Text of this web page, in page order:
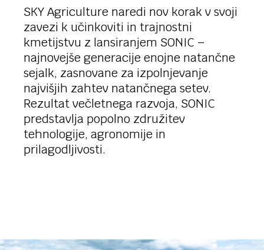
SKY Agriculture naredi nov korak v svoji
zavezi k učinkoviti in trajnostni
kmetijstvu z lansiranjem SONIC –
najnovejše generacije enojne natančne
sejalk, zasnovane za izpolnjevanje
najvišjih zahtev natančnega setev.
Rezultat večletnega razvoja, SONIC
predstavlja popolno združitev
tehnologije, agronomije in
prilagodljivosti.